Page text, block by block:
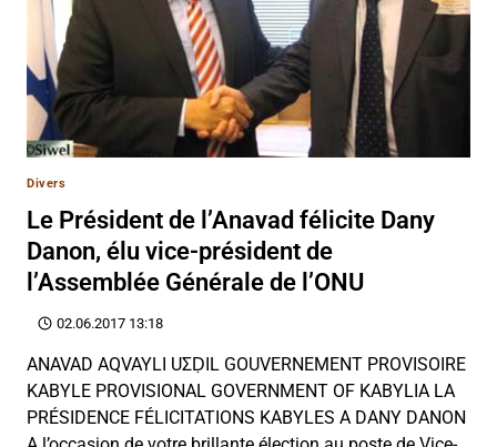
Divers
Le Président de l’Anavad félicite Dany
Danon, élu vice-président de
l’Assemblée Générale de l’ONU
02.06.2017 13:18
ANAVAD AQVAYLI UΣḌIL GOUVERNEMENT PROVISOIRE
KABYLE PROVISIONAL GOVERNMENT OF KABYLIA LA
PRÉSIDENCE FÉLICITATIONS KABYLES A DANY DANON